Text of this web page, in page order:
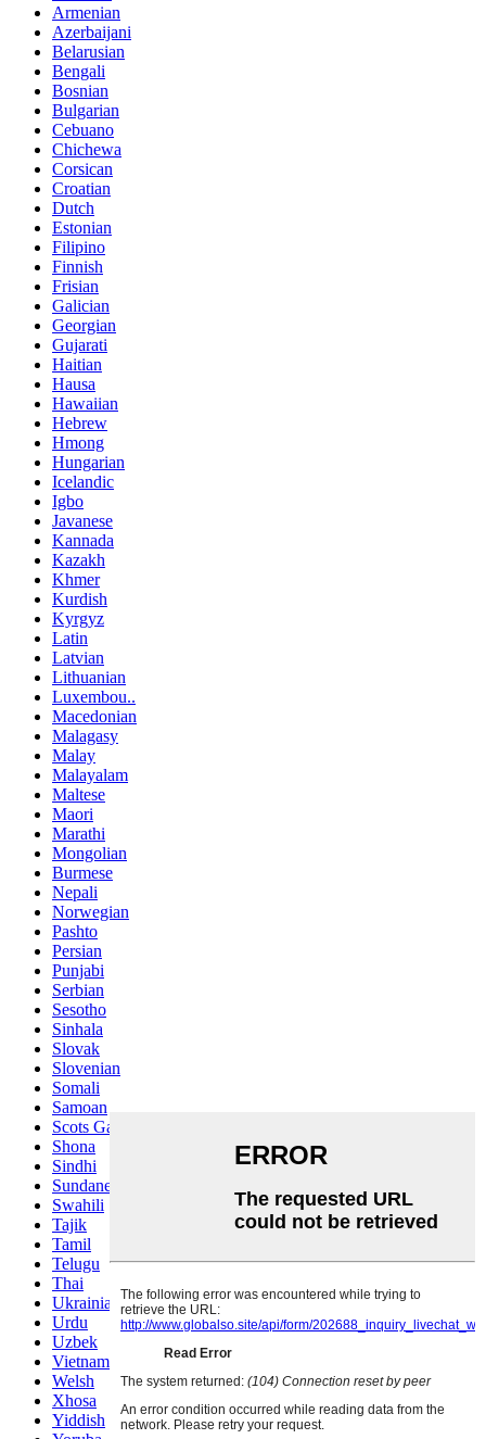
Armenian
Azerbaijani
Belarusian
Bengali
Bosnian
Bulgarian
Cebuano
Chichewa
Corsican
Croatian
Dutch
Estonian
Filipino
Finnish
Frisian
Galician
Georgian
Gujarati
Haitian
Hausa
Hawaiian
Hebrew
Hmong
Hungarian
Icelandic
Igbo
Javanese
Kannada
Kazakh
Khmer
Kurdish
Kyrgyz
Latin
Latvian
Lithuanian
Luxembou..
Macedonian
Malagasy
Malay
Malayalam
Maltese
Maori
Marathi
Mongolian
Burmese
Nepali
Norwegian
Pashto
Persian
Punjabi
Serbian
Sesotho
Sinhala
Slovak
Slovenian
Somali
Samoan
Scots Gaelic
Shona
Sindhi
Sundanese
Swahili
Tajik
Tamil
Telugu
Thai
Ukrainian
Urdu
Uzbek
Vietnamese
Welsh
Xhosa
Yiddish